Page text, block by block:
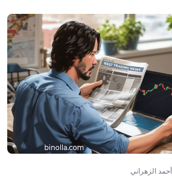
الزهراني